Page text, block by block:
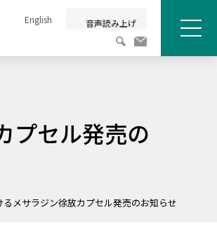
English 音声読み上げ
メニ
メサラジン徐放カプセル発売のお知らせ
セル発売の